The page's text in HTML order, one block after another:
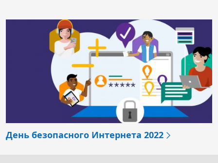
День безопасного Интернета 2022